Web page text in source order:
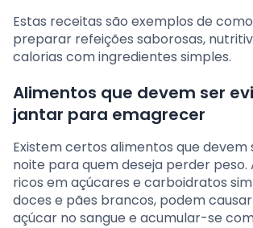
Estas receitas são exemplos de
preparar refeições saborosas,
calorias com ingredientes simples.
Alimentos que devem ser
jantar para emagrecer
Existem certos alimentos que devem
noite para quem deseja perder peso.
ricos em açúcares e carboidratos
doces e pães brancos, podem
açúcar no sangue e acumular-se